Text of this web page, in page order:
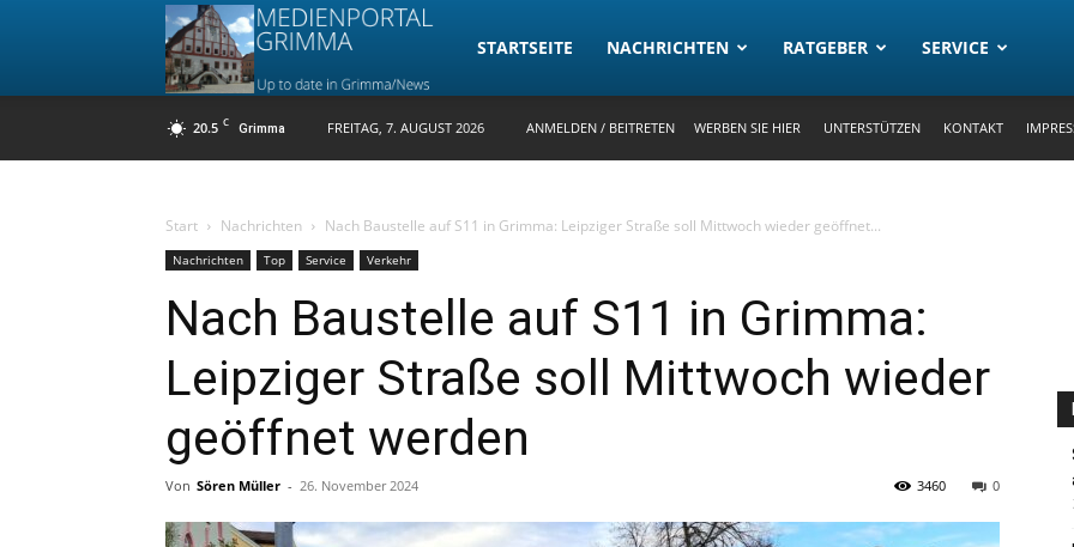
Medienportal
STARTSEITE NACHRICHTEN RATGEBER SERVICE
20.5 C Grimma FREITAG, 7. AUGUST 2026 ANMELDEN / BEITRETEN WERBEN SIE HIER UNTERSTÜTZEN KONTAKT
Start Nachrichten Nach Baustelle auf S11 in Grimma: Leipziger Straße soll Mittwoch wieder geöffnet...
Nachrichten Top Service Verkehr
Nach Baustelle auf S11 in Grimma:
Leipziger Straße soll Mittwoch wieder
geöffnet werden
Von Sören Müller - 26. November 2024 0
3460